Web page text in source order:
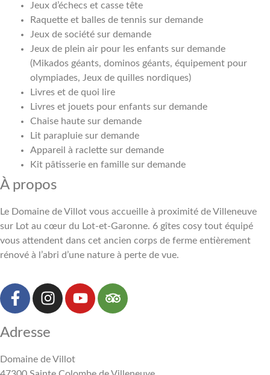
Jeux d’échecs et casse tête
Raquette et balles de tennis sur demande
Jeux de société sur demande
Jeux de plein air pour les enfants sur demande
(Mikados géants, dominos géants, équipement pour
olympiades, Jeux de quilles nordiques)
Livres et de quoi lire
Livres et jouets pour enfants sur demande
Chaise haute sur demande
Lit parapluie sur demande
Appareil à raclette sur demande
Kit pâtisserie en famille sur demande
À propos
Le Domaine de Villot vous accueille à proximité de Villeneuve
sur Lot au cœur du Lot-et-Garonne. 6 gîtes cosy tout équipé
vous attendent dans cet ancien corps de ferme entièrement
rénové à l’abri d’une nature à perte de vue.
Adresse
Domaine de Villot